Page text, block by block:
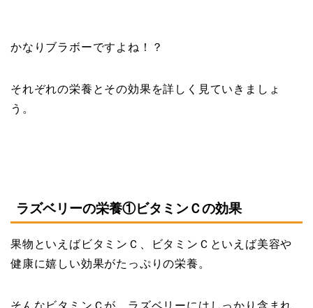
かなりブラボーですよね！？
それぞれの栄養とその効果を詳しく見ていきましょ
う。
ラズベリーの栄養①ビタミンＣの効果
果物といえばビタミンＣ、ビタミンＣといえば美容や
健康に嬉しい効果がたっぷりの栄養。
そんなビタミンＣが、ラズベリーにはしっかり含まれ